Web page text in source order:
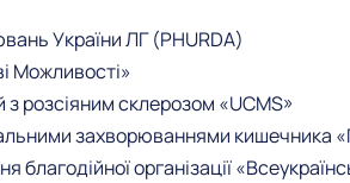
України ЛГ (PHURDA)
Можливості»
розсіяним склерозом «UCMS»
захворюваннями кишечника
благодійної організації